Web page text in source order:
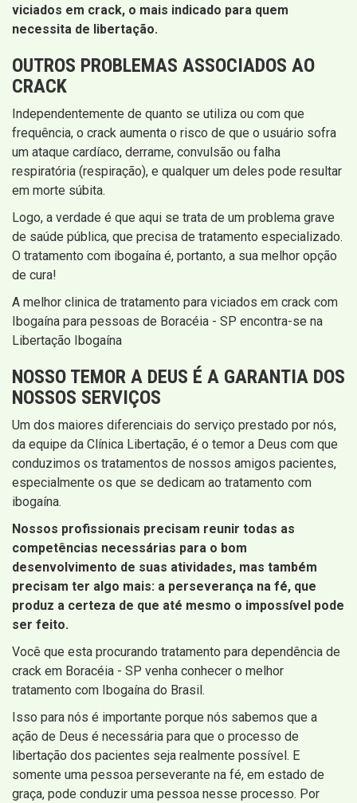
viciados em crack, o mais indicado para quem
necessita de libertação.
OUTROS PROBLEMAS ASSOCIADOS AO
CRACK
Independentemente de quanto se utiliza ou com que
frequência, o crack aumenta o risco de que o usuário sofra
um ataque cardíaco, derrame, convulsão ou falha
respiratória (respiração), e qualquer um deles pode resultar
em morte súbita.
Logo, a verdade é que aqui se trata de um problema grave
de saúde pública, que precisa de tratamento especializado.
O tratamento com ibogaína é, portanto, a sua melhor opção
de cura!
A melhor clinica de tratamento para viciados em crack com
Ibogaína para pessoas de Boracéia - SP encontra-se na
Libertação Ibogaína
NOSSO TEMOR A DEUS É A GARANTIA DOS
NOSSOS SERVIÇOS
Um dos maiores diferenciais do serviço prestado por nós,
da equipe da Clínica Libertação, é o temor a Deus com que
conduzimos os tratamentos de nossos amigos pacientes,
especialmente os que se dedicam ao tratamento com
ibogaína.
Nossos profissionais precisam reunir todas as
competências necessárias para o bom
desenvolvimento de suas atividades, mas também
precisam ter algo mais: a perseverança na fé, que
produz a certeza de que até mesmo o impossível pode
ser feito.
Você que esta procurando tratamento para dependência de
crack em Boracéia - SP venha conhecer o melhor
tratamento com Ibogaína do Brasil.
Isso para nós é importante porque nós sabemos que a
ação de Deus é necessária para que o processo de
libertação dos pacientes seja realmente possível. E
somente uma pessoa perseverante na fé, em estado de
graça, pode conduzir uma pessoa nesse processo. Por